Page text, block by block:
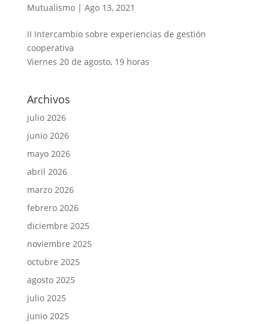
Mutualismo| Ago 13, 2021
II Intercambio sobre experiencias de gestión
cooperativa
Viernes 20 de agosto, 19 horas
Archivos
julio 2026
junio 2026
mayo 2026
abril 2026
marzo 2026
febrero 2026
diciembre 2025
noviembre 2025
octubre 2025
agosto 2025
julio 2025
junio 2025